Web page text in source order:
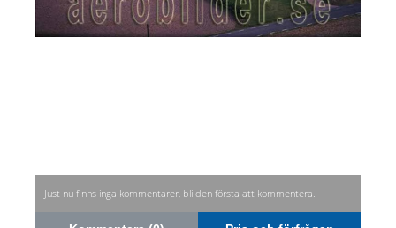
Just nu finns inga kommentarer, bli den första att kommentera.